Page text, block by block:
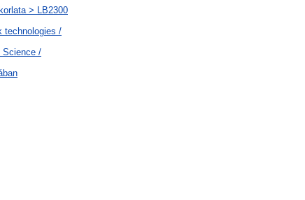
> LB2300
technologies /
Science /